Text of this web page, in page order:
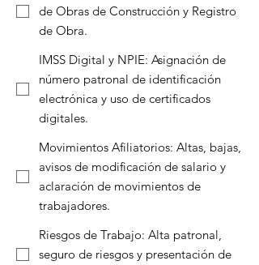
de Obras de Construcción y Registro
de Obra.
IMSS Digital y NPIE: Asignación de
número patronal de identificación
electrónica y uso de certificados
digitales.
Movimientos Afiliatorios: Altas, bajas,
avisos de modificación de salario y
aclaración de movimientos de
trabajadores.
Riesgos de Trabajo: Alta patronal,
seguro de riesgos y presentación de